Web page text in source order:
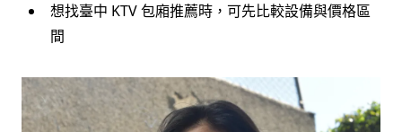
想找臺中 KTV 包廂推薦時，可先比較設備與價格區
間